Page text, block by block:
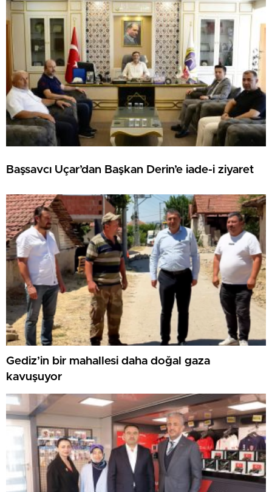
Başsavcı Uçar’dan Başkan Derin’e iade-i ziyaret
Gediz’in bir mahallesi daha doğal gaza
kavuşuyor